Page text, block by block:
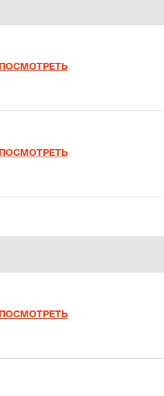
ПОСМОТРЕТЬ
ПОСМОТРЕТЬ
ПОСМОТРЕТЬ